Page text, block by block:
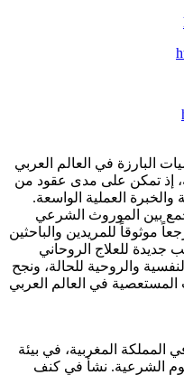
البارزة في العالم العربي
إذ تمكن على مدى عقود من
والخبرة العملية الواسعة.
بين الموروث الشرعي
موثوقاً للمريدين والباحثين
للعلاج الروحاني
والروحية للحالة، ونجح
المستعصية في العالم العربي
سيدي أحمد الرحماني عام 1973 في المملكة المغربية، في بيئة
الشرعية. نشأ في كنف